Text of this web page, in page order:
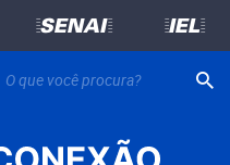
=SENAI= =IEL=